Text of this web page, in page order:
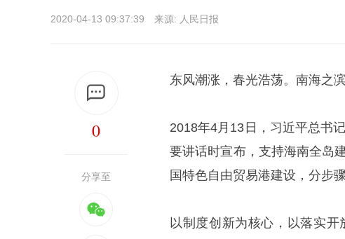
2020-04-13 09:37:39 来源: 人民日报
0
分享至
东风潮涨，春光浩荡。南海之
2018年4月13日，习近平总书
要讲话时宣布，支持海南全岛
国特色自由贸易港建设，分步
以制度创新为核心，以落实